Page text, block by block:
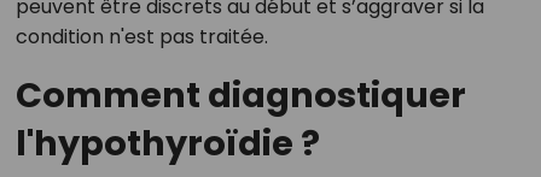
peuvent être discrets au début et s’aggraver si la
condition n'est pas traitée.
Comment diagnostiquer
l'hypothyroïdie ?